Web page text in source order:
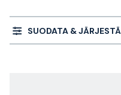
SUODATA & JÄRJESTÄ